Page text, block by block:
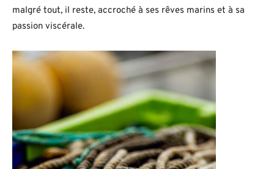
malgré tout, il reste, accroché à ses rêves marins et à sa
passion viscérale.